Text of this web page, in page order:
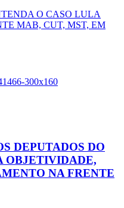
O CASO LULA
MAB, CUT, MST, EM
DEPUTADOS DO
OBJETIVIDADE,
NA FRENTE